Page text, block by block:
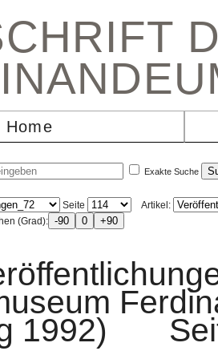
Home
Exakte Suche
Seite
Artikel:
(Grad):
1992)